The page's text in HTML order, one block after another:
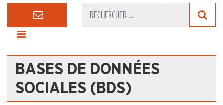
BASES DE DONNÉES
SOCIALES (BDS)